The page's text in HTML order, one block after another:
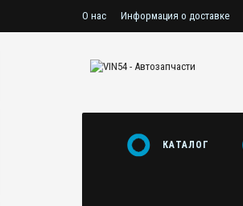
О нас Информация о доставке
КАТАЛОГ